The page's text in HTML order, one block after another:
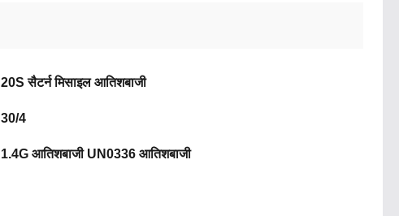
20S सैटर्न मिसाइल आतिशबाजी
30/4
1.4G आतिशबाजी UN0336 आतिशबाजी